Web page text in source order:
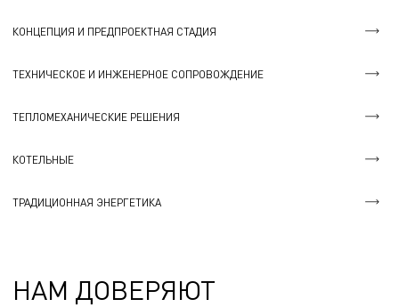
КОНЦЕПЦИЯ И ПРЕДПРОЕКТНАЯ СТАДИЯ
ТЕХНИЧЕСКОЕ И ИНЖЕНЕРНОЕ СОПРОВОЖДЕНИЕ
ТЕПЛОМЕХАНИЧЕСКИЕ РЕШЕНИЯ
КОТЕЛЬНЫЕ
ТРАДИЦИОННАЯ ЭНЕРГЕТИКА
НАМ ДОВЕРЯЮТ